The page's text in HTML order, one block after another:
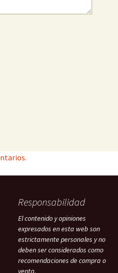
Responsabilidad
El contenido y opiniones
expresados en esta web son
estrictamente personales y no
deben ser considerados como
recomendaciones de compra o
venta.